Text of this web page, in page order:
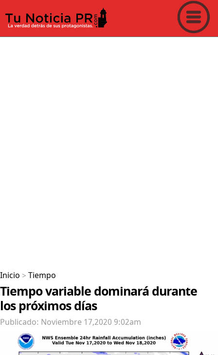
Inicio > Tiempo
Tiempo variable dominará durante
los próximos días
Publicado: Noviembre 17,2020 9:02am